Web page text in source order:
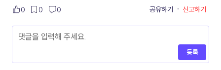
0 0 0 공유하기 · 신고하기
등록